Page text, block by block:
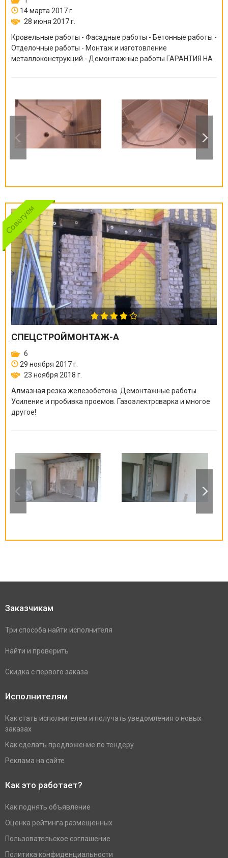
14 марта 2017 г.
28 июня 2017 г.
Кровельные работы - Фасадные работы - Бетонные работы -
Отделочные работы - Монтаж и изготовление
металлоконструкций - Демонтажные работы ГАРАНТИЯ НА
СПЕЦСТРОЙМОНТАЖ-А
6
29 ноября 2017 г.
23 ноября 2018 г.
Алмазная резка железобетона. Демонтажные работы.
Усиление и пробивка проемов. Газоэлектрсварка и многое
другое!
Заказчикам
Три способа найти исполнителя
Найти и проверить
Скидка с первого заказа
Исполнителям
Как стать исполнителем и получать уведомления о новых
заказах
Как сделать предложение по тендеру
Реклама на сайте
Как это работает?
Как поднять объявление
Оценка рейтинга размещенных
Пользовательское соглашение
Политика конфиденциальности